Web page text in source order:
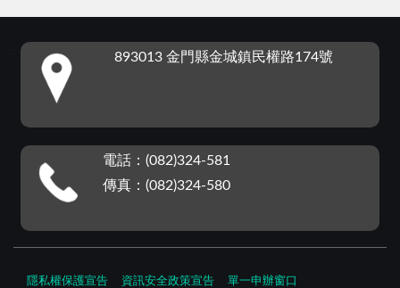
893013 金門縣金城鎮民權路174號
電話：(082)324-581
傳真：(082)324-580
隱私權保護宣告 資訊安全政策宣告 單一申辦窗口